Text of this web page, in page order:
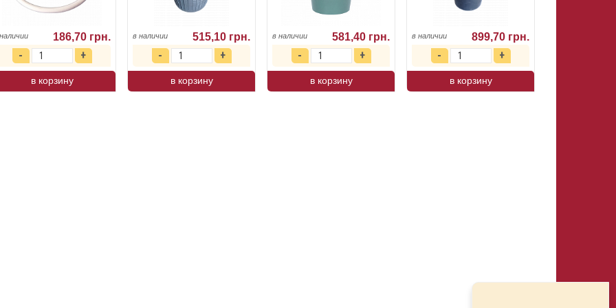
186,70 грн.
в корзину
в наличии 515,10 грн.
в корзину
в наличии 581,40 грн.
в корзину
в наличии 899,70 грн.
в корзину